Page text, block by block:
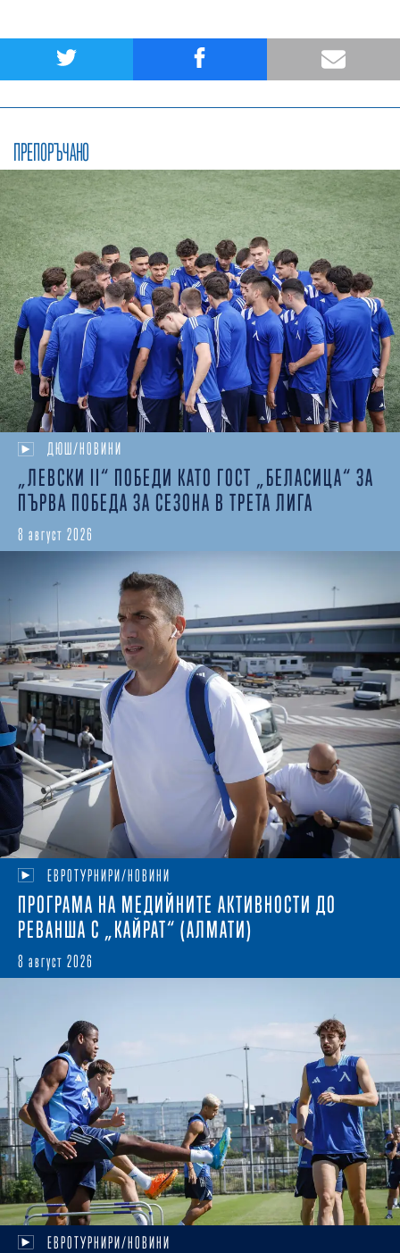
ПРЕПОРЪЧАНО
ДЮШ/НОВИНИ
„ЛЕВСКИ II“ ПОБЕДИ КАТО ГОСТ „БЕЛАСИЦА“ ЗА
ПЪРВА ПОБЕДА ЗА СЕЗОНА В ТРЕТА ЛИГА
8 август 2026
ЕВРОТУРНИРИ/НОВИНИ
ПРОГРАМА НА МЕДИЙНИТЕ АКТИВНОСТИ ДО
РЕВАНША С „КАЙРАТ“ (АЛМАТИ)
8 август 2026
ЕВРОТУРНИРИ/НОВИНИ